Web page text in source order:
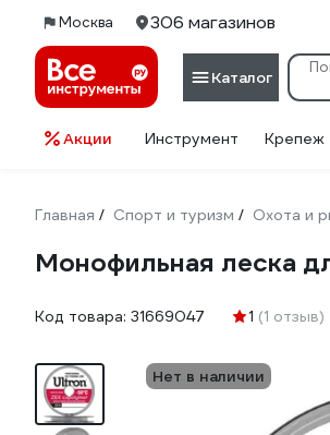
Москва 306 магазинов
Каталог
Акции Инструмент Крепеж
Главная / Спорт и туризм / Охота и
Монофильная леска
Код товара: 31669047 1 (1 отзыв)
Нет в наличии